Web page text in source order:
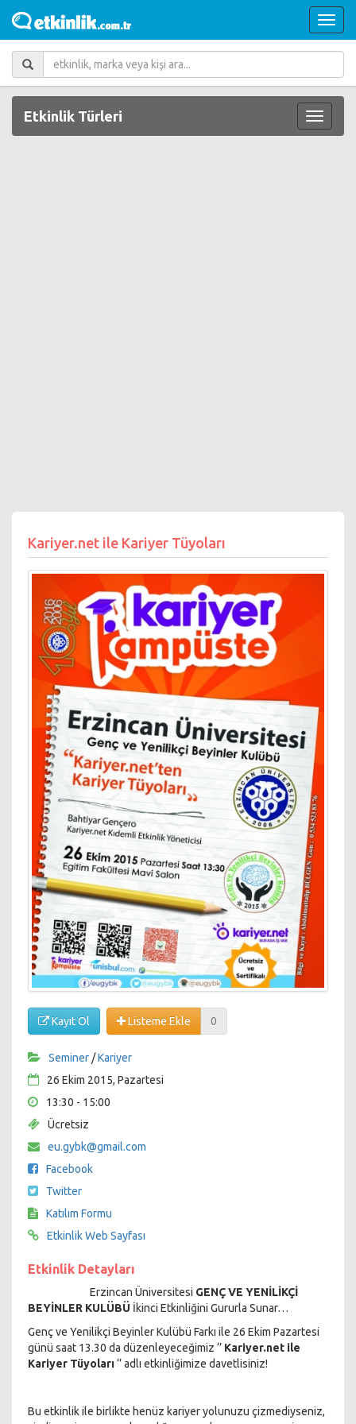
Etkinlik Türleri
Kariyer.net ile Kariyer Tüyoları
Kayıt Ol Listeme Ekle 0
Seminer/Kariyer
26 Ekim 2015, Pazartesi
13:30 - 15:00
Ücretsiz
eu.gybk@gmail.com
Facebook
Twitter
Katılım Formu
Etkinlik Web Sayfası
Etkinlik Detayları
Erzincan Üniversitesi GENÇ VE YENİLİKÇİ
BEYİNLER KULÜBÜ İkinci Etkinliğini Gururla Sunar…
Genç ve Yenilikçi Beyinler Kulübü Farkı ile 26 Ekim Pazartesi
günü saat 13.30 da düzenleyeceğimiz ‘’ Kariyer.net ile
Kariyer Tüyoları‘’ adlı etkinliğimize davetlisiniz!
Bu etkinlik ile birlikte henüz kariyer yolunuzu çizmediyseniz,